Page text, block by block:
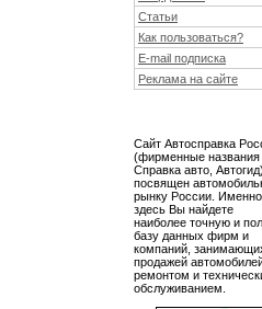
Статьи
Как пользоваться?
E-mail подписка
Реклама на сайте
Сайт Автосправка
(фирменные названия
Справка авто, Автогид),
посвящен
рынку России. Именно
здесь Вы найдете
наиболее точную и
базу данных фирм и
компаний,
продажей
ремонтом и
обслуживанием.